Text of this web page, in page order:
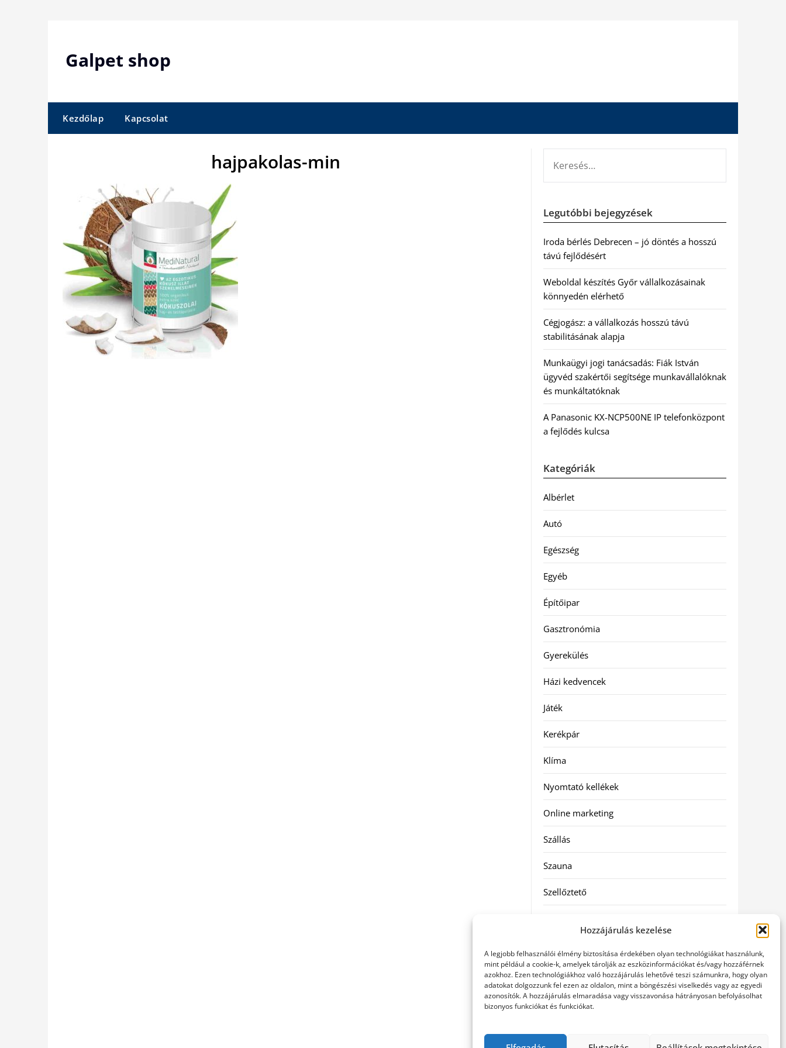
Hozzájárulás kezelése
A legjobb felhasználói élmény biztosítása érdekében olyan technológiákat használunk,
mint például a cookie-k, amelyek tárolják az eszközinformációkat és/vagy hozzáférnek
azokhoz. Ezen technológiákhoz való hozzájárulás lehetővé teszi számunkra, hogy olyan
adatokat dolgozzunk fel ezen az oldalon, mint a böngészési viselkedés vagy az egyedi
azonosítók. A hozzájárulás elmaradása vagy visszavonása hátrányosan befolyásolhat
bizonyos funkciókat és funkciókat.
Galpet shop
Kezdőlap Kapcsolat
hajpakolas-min
Legutóbbi bejegyzések
Iroda bérlés Debrecen – jó döntés a hosszú
távú fejlődésért
Weboldal készítés Győr vállalkozásainak
könnyedén elérhető
Cégjogász: a vállalkozás hosszú távú
stabilitásának alapja
Munkaügyi jogi tanácsadás: Fiák István
ügyvéd szakértői segítsége munkavállalóknak
és munkáltatóknak
A Panasonic KX-NCP500NE IP telefonközpont
a fejlődés kulcsa
Kategóriák
Albérlet
Autó
Egészség
Egyéb
Építőipar
Gasztronómia
Gyerekülés
Házi kedvencek
Játék
Kerékpár
Klíma
Nyomtató kellékek
Online marketing
Szállás
Szauna
Szellőztető
Utazás
Vásárlás